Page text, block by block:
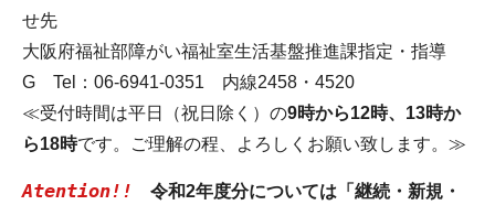
せ先
大阪府福祉部障がい福祉室生活基盤推進課指定・指導
G Tel：06-6941-0351 内線2458・4520
≪受付時間は平日（祝日除く）の9時から12時、13時か
ら18時です。ご理解の程、よろしくお願い致します。≫
Atention!!
令和2年度分については「継続・新規・